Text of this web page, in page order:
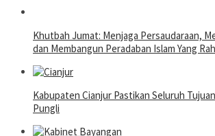
Khutbah Jumat: Menjaga Persaudaraan,
dan Membangun Peradaban Islam Yang
Kabupaten Cianjur Pastikan Seluruh
Pungli